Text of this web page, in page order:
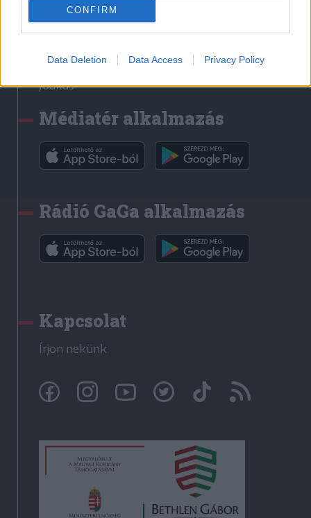
CONFIRM
Data Deletion Data Access Privacy Policy
Erdélyi Napló
Főtér
Rádió GaGa
Jóállás
Médiatér alkalmazás
Rádió GaGa alkalmazás
Kapcsolat
Írjon nekünk